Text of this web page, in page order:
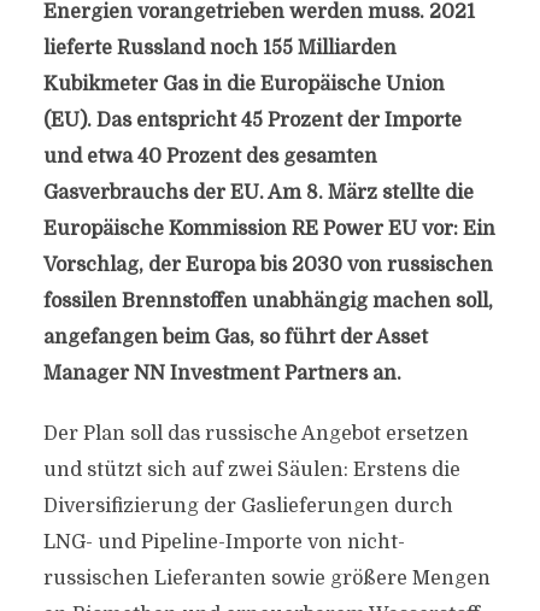
Energien vorangetrieben werden muss. 2021
lieferte Russland noch 155 Milliarden
Kubikmeter Gas in die Europäische Union
(EU). Das entspricht 45 Prozent der Importe
und etwa 40 Prozent des gesamten
Gasverbrauchs der EU. Am 8. März stellte die
Europäische Kommission RE Power EU vor: Ein
Vorschlag, der Europa bis 2030 von russischen
fossilen Brennstoffen unabhängig machen soll,
angefangen beim Gas, so führt der Asset
Manager NN Investment Partners an.
Der Plan soll das russische Angebot ersetzen
und stützt sich auf zwei Säulen: Erstens die
Diversifizierung der Gaslieferungen durch
LNG- und Pipeline-Importe von nicht-
russischen Lieferanten sowie größere Mengen